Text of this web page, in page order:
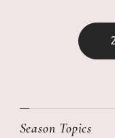
Season Topics